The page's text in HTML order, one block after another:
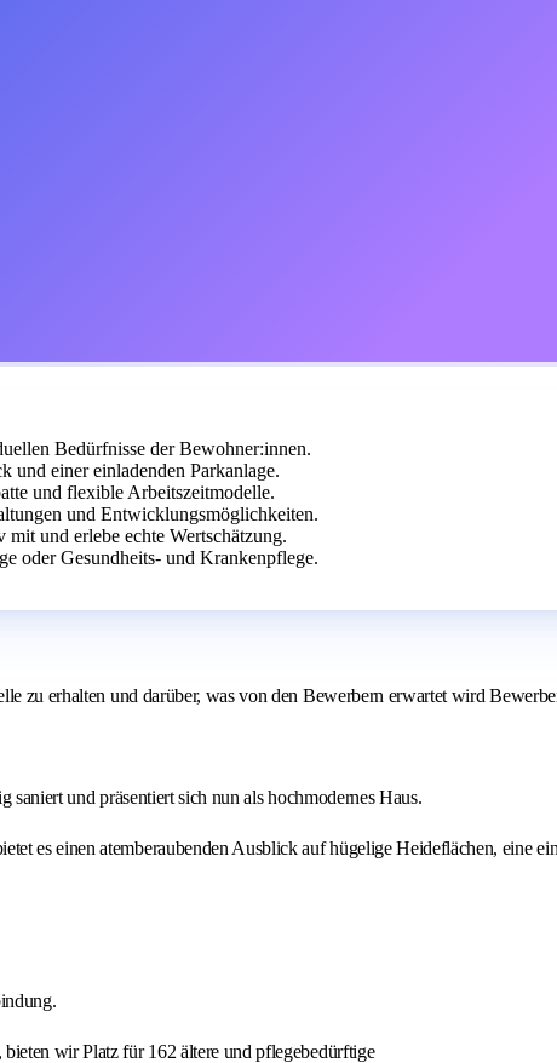
Bedürfnisse der Bewohner:innen.
und einer einladenden Parkanlage.
und flexible Arbeitszeitmodelle.
und Entwicklungsmöglichkeiten.
und erlebe echte Wertschätzung.
oder Gesundheits- und Krankenpflege.
zu erhalten und darüber, was von den Bewerbern erwartet wird
und präsentiert sich nun als hochmodernes Haus.
es einen atemberaubenden Ausblick auf hügelige Heideflächen, eine
wir Platz für 162 ältere und pflegebedürftige